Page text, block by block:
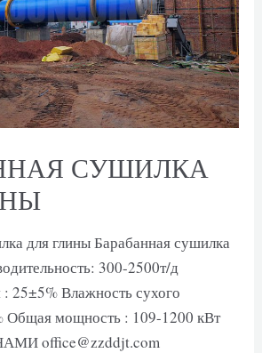
СУШИЛКА
для глины Барабанная сушилка
300-2500т/д
25±5% Влажность сухого
Общая мощность : 109-1200 кВт
office@zzddjt.com